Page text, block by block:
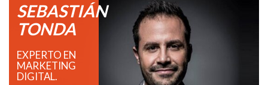
SEBASTIÁN
TONDA
EXPERTO EN
MARKETING
DIGITAL.